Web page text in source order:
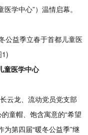
学中心”）温情启幕。
童医学中心
云龙、流动党员党支部
童帽、饱含寓意的“希望
第四届“暖冬公益季”继